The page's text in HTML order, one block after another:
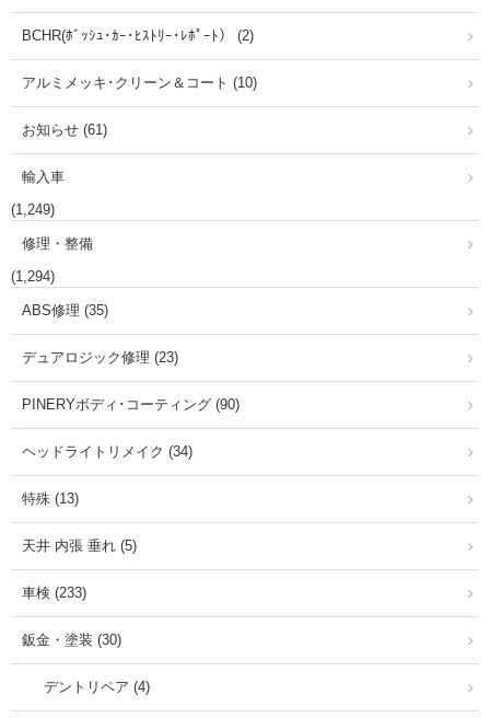
BCHR(ﾎﾞｯｼｭ･ｶｰ･ﾋｽﾄﾘｰ･ﾚﾎﾟｰﾄ） (2)
アルミメッキ･クリーン＆コート (10)
お知らせ (61)
輸入車
(1,249)
修理・整備
(1,294)
ABS修理 (35)
デュアロジック修理 (23)
PINERYボディ･コーティング (90)
ヘッドライトリメイク (34)
特殊 (13)
天井 内張 垂れ (5)
車検 (233)
鈑金・塗装 (30)
デントリペア (4)